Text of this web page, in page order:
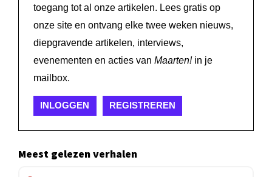
toegang tot al onze artikelen. Lees gratis op
onze site en ontvang elke twee weken nieuws,
diepgravende artikelen, interviews,
evenementen en acties van Maarten!in je
mailbox.
INLOGGEN REGISTREREN
Meest gelezen verhalen